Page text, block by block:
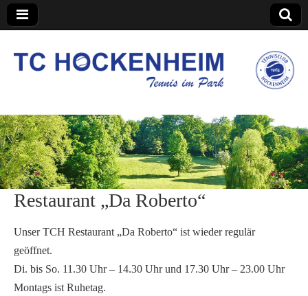
TC Hockenheim
Restaurant „Da Roberto“
Unser TCH Restaurant „Da Roberto“ ist wieder regulär
geöffnet.
Di. bis So. 11.30 Uhr – 14.30 Uhr und 17.30 Uhr – 23.00 Uhr
Montags ist Ruhetag.